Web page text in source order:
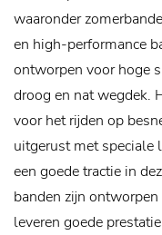
waaronder
en high-performance
ontworpen voor hoge
droog en nat wegdek.
voor het rijden op
uitgerust met speciale
een goede tractie in
banden zijn
leveren goede